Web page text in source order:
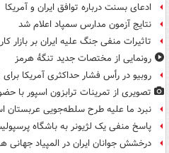
ادعای بسنت درباره توافق ایران و آمریکا
نتایج آزمون مدارس سمپاد اعلام شد
تاثیرات منفی جنگ علیه ایران بر بازار
رونمایی از مختصات جدید تنگۀ هرمز
روبیو در رأس فشار حداکثری آمریکا برای
تصویری از تمرینات ترابزون اسپور با
نبرد ما علیه طرح سلطه‌جویی
پاسخ منفی یک لژیونر به باشگاه
درخشش جوانان ایران در المپیاد